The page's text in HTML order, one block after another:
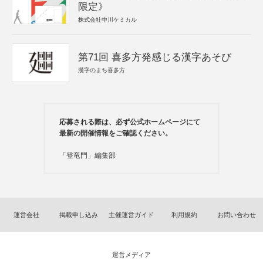
限定》
株式会社中川ケミカル
第71回 喜多方発感じる漢字あそび
漢字のまち喜多方
応募される際は、必ず公式ホームページにて
最新の開催情報をご確認ください。
「登竜門」編集部
運営会社 掲載申し込み 主催運営ガイド 利用規約 お問い合わせ
運営メディア